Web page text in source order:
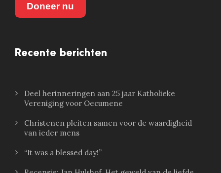
Doneer nu
Recente berichten
Deel herinneringen aan 25 jaar Katholieke
Vereniging voor Oecumene
Christenen pleiten samen voor de waardigheid
van ieder mens
“It was a blessed day!”